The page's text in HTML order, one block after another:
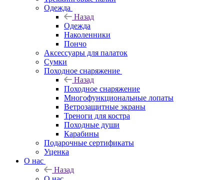
Одежда
Назад
Одежда
Наколенники
Пончо
Аксессуары для палаток
Сумки
Походное снаряжение
Назад
Походное снаряжение
Многофункциональные лопаты
Ветрозащитные экраны
Треноги для костра
Походные души
Карабины
Подарочные сертификаты
Уценка
О нас
Назад